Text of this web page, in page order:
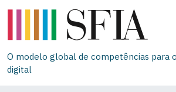
O modelo global de competências para
digital